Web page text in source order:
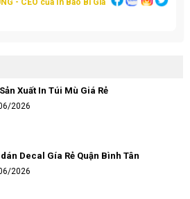
- CEO của In Bao Bì Giá
Xuất In Túi Mù Giá Rẻ
2026
Decal Gía Rẻ Quận Bình Tân
2026